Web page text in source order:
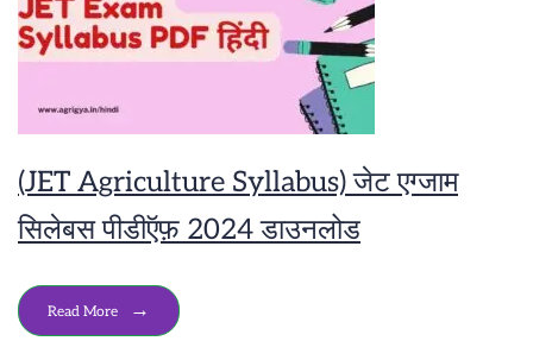
(JET Agriculture Syllabus) जेट एग्जाम
सिलेबस पीडीऍफ़ 2024 डाउनलोड
Read More